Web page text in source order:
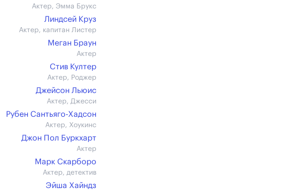
Актер, Эмма Брукс
Линдсей Круз
Актер, капитан Листер
Меган Браун
Актер
Стив Култер
Актер, Роджер
Джейсон Льюис
Актер, Джесси
Рубен Сантьяго-Хадсон
Актер, Хоукинс
Джон Пол Буркхарт
Актер
Марк Скарборо
Актер, детектив
Эйша Хайндз